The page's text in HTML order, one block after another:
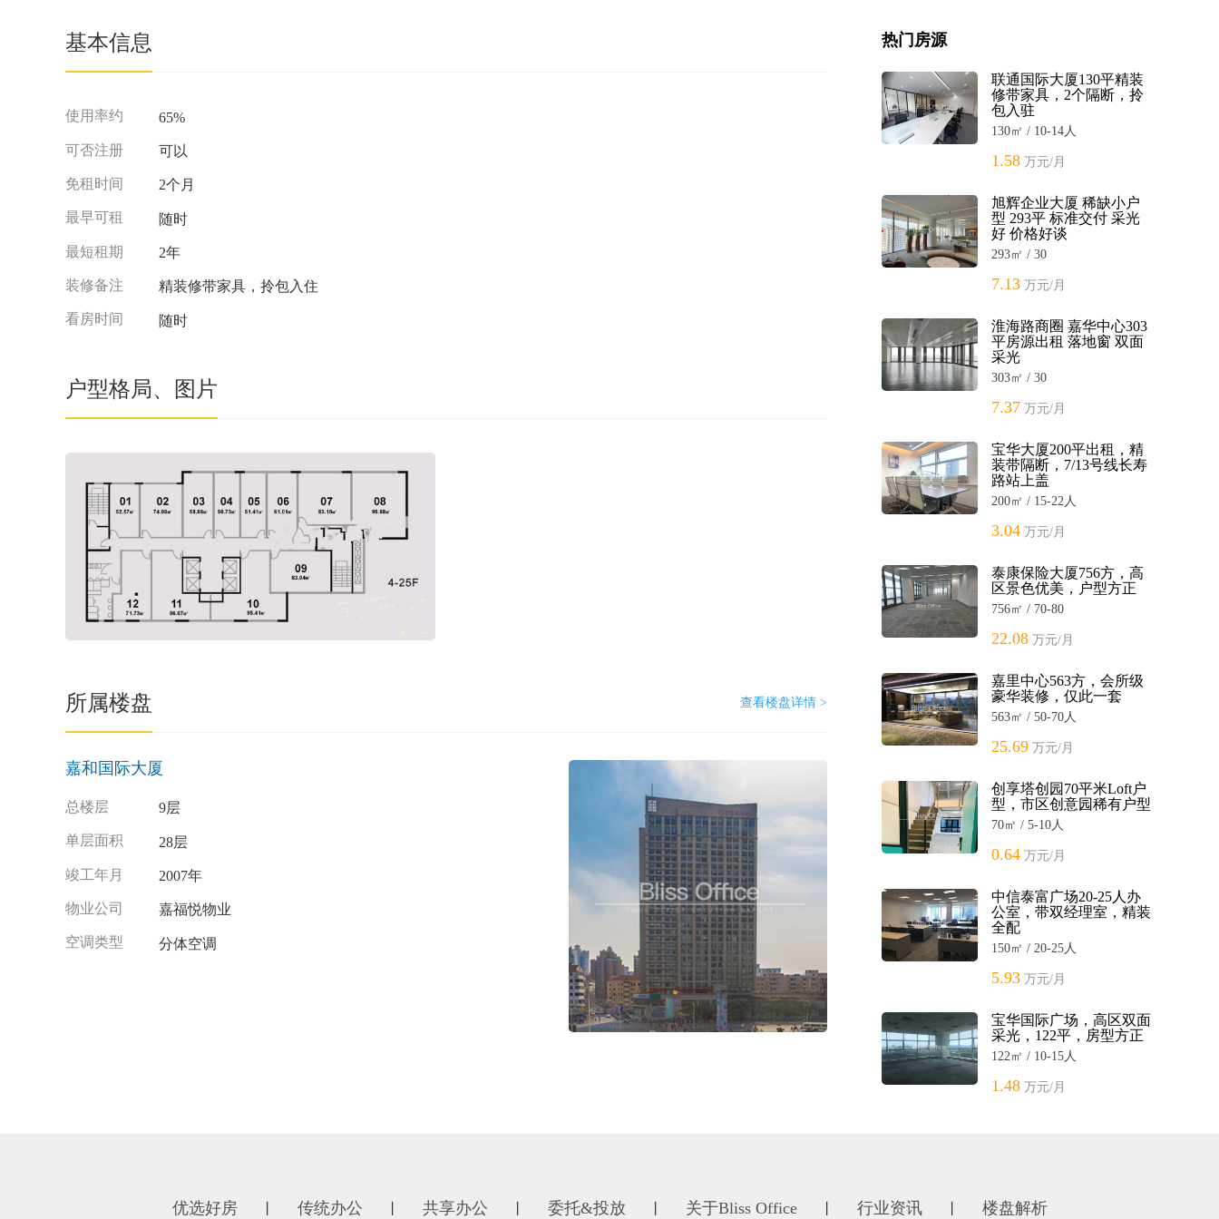
基本信息
使用率约 65%
可否注册 可以
免租时间 2个月
最早可租 随时
最短租期 2年
装修备注 精装修带家具，拎包入住
看房时间 随时
户型格局、图片
所属楼盘 查看楼盘详情 >
嘉和国际大厦
总楼层 9层
单层面积 28层
竣工年月 2007年
物业公司 嘉福悦物业
空调类型 分体空调
热门房源
联通国际大厦130平精装
修带家具，2个隔断，拎
包入驻
130㎡ / 10-14人
1.58 万元/月
旭辉企业大厦 稀缺小户
型 293平 标准交付 采光
好 价格好谈
293㎡ / 30
7.13 万元/月
淮海路商圈 嘉华中心303
平房源出租 落地窗 双面
采光
303㎡ / 30
7.37 万元/月
宝华大厦200平出租，精
装带隔断，7/13号线长寿
路站上盖
200㎡ / 15-22人
3.04 万元/月
泰康保险大厦756方，高
区景色优美，户型方正
756㎡ / 70-80
22.08 万元/月
嘉里中心563方，会所级
豪华装修，仅此一套
563㎡ / 50-70人
25.69 万元/月
创享塔创园70平米Loft户
型，市区创意园稀有户型
70㎡ / 5-10人
0.64 万元/月
中信泰富广场20-25人办
公室，带双经理室，精装
全配
150㎡ / 20-25人
5.93 万元/月
宝华国际广场，高区双面
采光，122平，房型方正
122㎡ / 10-15人
1.48 万元/月
优选好房 传统办公 共享办公 委托&投放 关于Bliss Office 行业资讯 楼盘解析